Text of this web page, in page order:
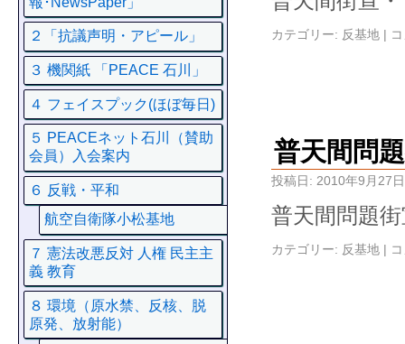
カテゴリー: 反基地 |
普天間問
投稿日: 2010年9月27日
普天間問題
カテゴリー: 反基地 |
２「抗議声明・アピール」
３ 機関紙 「PEACE 石川」
４ フェイスプック(ほぼ毎日)
５ PEACEネット石川（賛助
会員）入会案内
６ 反戦・平和
航空自衛隊小松基地
７ 憲法改悪反対 人権 民主主
義 教育
８ 環境（原水禁、反核、脱
原発、放射能）